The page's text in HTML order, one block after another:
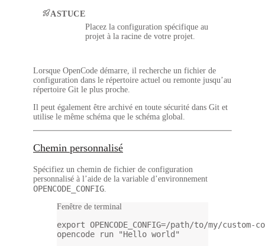
ASTUCE
Placez la configuration spécifique au
projet à la racine de votre projet.
Lorsque OpenCode démarre, il recherche un fichier de
configuration dans le répertoire actuel ou remonte jusqu’au
répertoire Git le plus proche.
Il peut également être archivé en toute sécurité dans Git et
utilise le même schéma que le schéma global.
Chemin personnalisé
Spécifiez un chemin de fichier de configuration
personnalisé à l’aide de la variable d’environnement
OPENCODE_CONFIG
Fenêtre de terminal
export OPENCODE_CONFIG=/path/to/my/custom-
opencode
run "Hello world"